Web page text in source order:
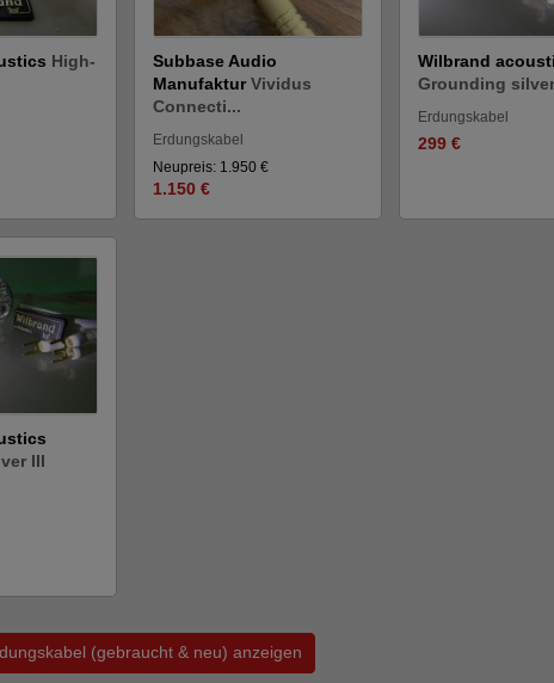
High-
Subbase Audio
ManufakturVividus
Connecti...
Erdungskabel
Neupreis: 1.950 €
1.150 €
Wilbrand
Grounding
Erdungskabel
299 €
III
(gebraucht & neu) anzeigen